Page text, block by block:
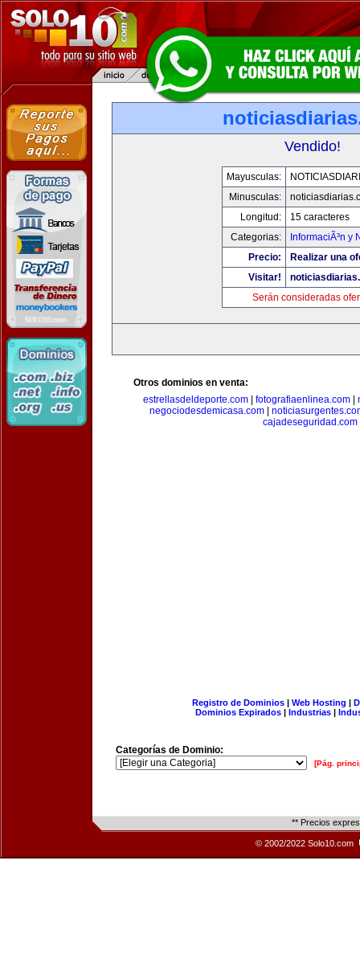
Vendido!
Mayusculas:
Minusculas:
Longitud:
15 caracteres
Categorias:
InformaciÃ³n y
Precio:
Realizar una
Visitar!
Serán consideradas
Otros dominios en venta:
estrellasdeldeporte.com
fotografiaenlinea.com
negociodesdemicasa.com
cajadeseguridad.com
Registro de Dominios| Web Hosting |
Dominios Expirados | Industrias |
Categorías de Dominio:
[Pág.
** Precios
© 2002/2022 Solo10.com